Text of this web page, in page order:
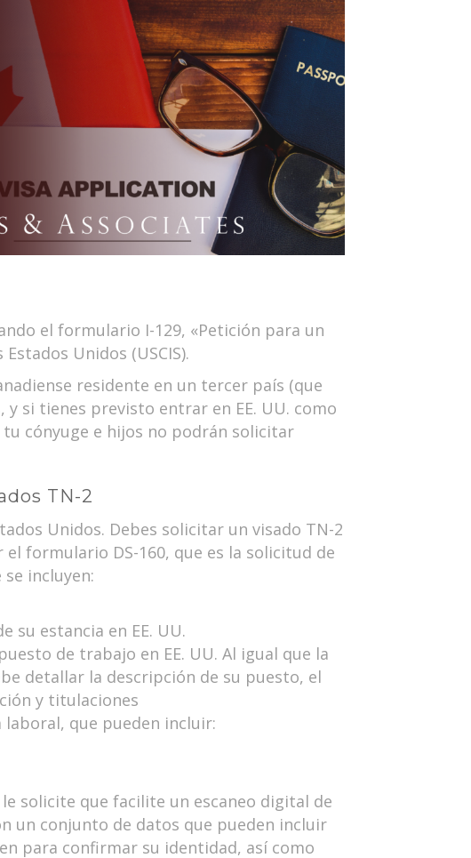
el formulario I-129, «Petición para un
Unidos (USCIS).
residente en un tercer país (que
y si tienes previsto entrar en EE. UU. como
cónyuge e hijos no podrán solicitar
TN-2
Unidos. Debes solicitar un visado TN-2
formulario DS-160, que es la solicitud de
incluyen:
su estancia en EE. UU.
de trabajo en EE. UU. Al igual que la
detallar la descripción de su puesto, el
y titulaciones
que pueden incluir:
solicite que facilite un escaneo digital de
un conjunto de datos que pueden incluir
para confirmar su identidad, así como